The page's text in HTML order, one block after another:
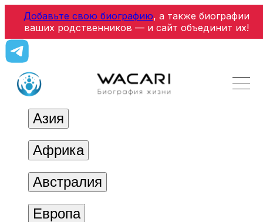
Добавьте свою биографию, а также биографии
ваших родственников — и сайт объединит их!
Азия
Африка
Австралия
Европа